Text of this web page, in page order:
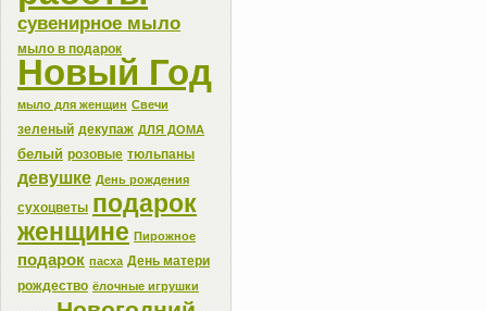
сувенирное мыло
мыло в подарок
Новый Год
мыло для женщин Свечи
зеленый декупаж ДЛЯ ДОМА
белый розовые тюльпаны
девушке День рождения
сухоцветы подарок
женщине Пирожное
подарок пасха День матери
рождество ёлочные игрушки